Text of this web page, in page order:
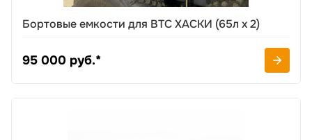
Бортовые емкости для ВТС ХАСКИ (65л х 2)
95 000 руб.*